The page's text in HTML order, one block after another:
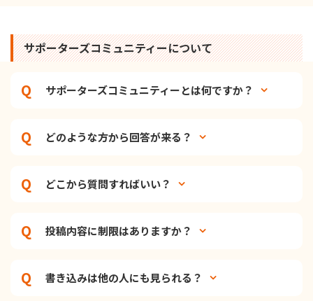
サポーターズコミュニティーについて
サポーターズコミュニティーとは何ですか？
どのような方から回答が来る？
どこから質問すればいい？
投稿内容に制限はありますか？
書き込みは他の人にも見られる？